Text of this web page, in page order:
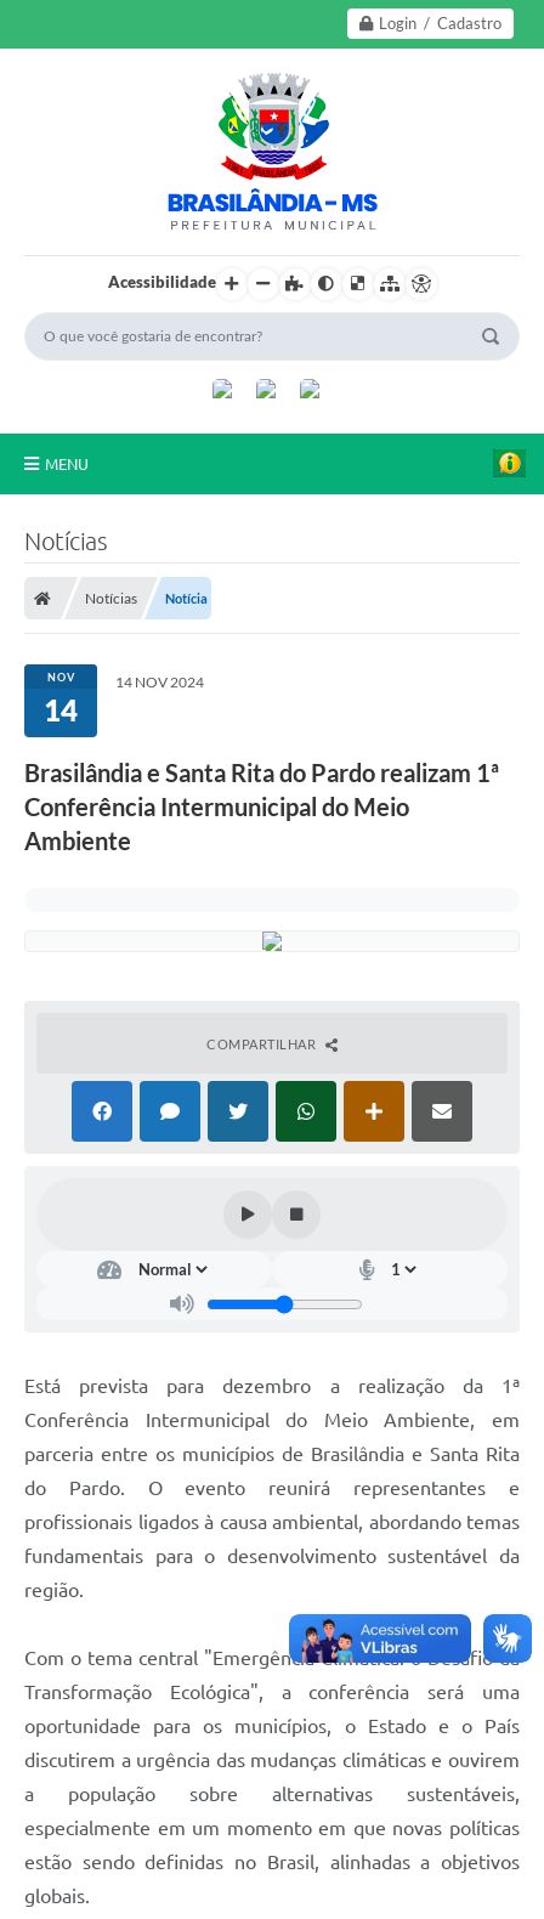
Login / Cadastro
Acessibilidade
MENU
Transparência
Câmara Municipal
e-SIC
Tributação
Formulário
Notícias
Notícias Notícia
NOV
14
14 NOV 2024
Brasilândia e Santa Rita do Pardo realizam 1ª
Conferência Intermunicipal do Meio
Ambiente
COMPARTILHAR
Está prevista para dezembro a realização da 1ª
Conferência Intermunicipal do Meio Ambiente, em
parceria entre os municípios de Brasilândia e Santa Rita
do Pardo. O evento reunirá representantes e
profissionais ligados à causa ambiental, abordando temas
fundamentais para o desenvolvimento sustentável da
região.
Com o tema central "Emergência Climática: o Desafio da
Transformação Ecológica", a conferência será uma
oportunidade para os municípios, o Estado e o País
discutirem a urgência das mudanças climáticas e ouvirem
a população sobre alternativas sustentáveis,
especialmente em um momento em que novas políticas
estão sendo definidas no Brasil, alinhadas a objetivos
globais.